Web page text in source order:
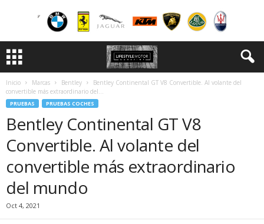
Inicio Marcas Bentley
Bentley Continental GT V8 Convertible. Al volante del
convertible más extraordinario del...
PRUEBAS PRUEBAS COCHES
Bentley Continental GT V8
Convertible. Al volante del
convertible más extraordinario
del mundo
Oct 4, 2021